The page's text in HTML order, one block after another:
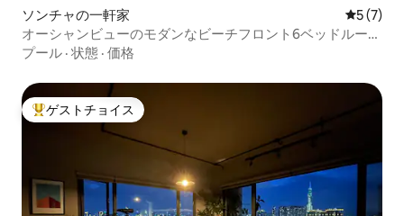
ソンチャの一軒家 レビュー
5 (7)
オーシャンビューのモダンなビーチフロント6ベッドルーム
ヴィラ（プール付き）
プール · 状態 · 価格
大好評のゲストチョイスです。
ゲストチョイス